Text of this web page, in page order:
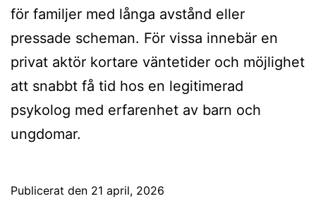
för familjer med långa avstånd eller
pressade scheman. För vissa innebär en
privat aktör kortare väntetider och möjlighet
att snabbt få tid hos en legitimerad
psykolog med erfarenhet av barn och
ungdomar.
Publicerat den 21 april, 2026